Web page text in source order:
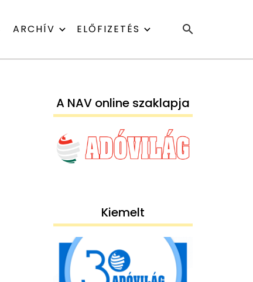
ARCHÍV ELŐFIZETÉS
A NAV online szaklapja
Kiemelt